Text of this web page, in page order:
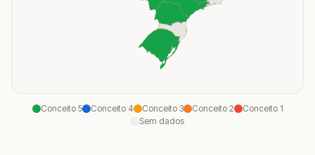
Conceito 5 Conceito 4 Conceito 3 Conceito 2 Conceito 1
Sem dados